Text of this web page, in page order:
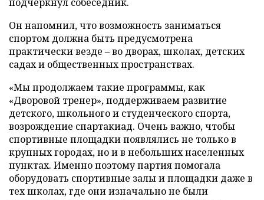
Он напомнил, что возможность заниматься
спортом должна быть предусмотрена
практически везде – во дворах, школах, детских
садах и общественных пространствах.
«Мы продолжаем такие программы, как
«Дворовой тренер», поддерживаем развитие
детского, школьного и студенческого спорта,
возрождение спартакиад. Очень важно, чтобы
спортивные площадки появлялись не только в
крупных городах, но и в небольших населенных
пунктах. Именно поэтому партия помогала
оборудовать спортивные залы и площадки даже в
тех школах, где они изначально не были